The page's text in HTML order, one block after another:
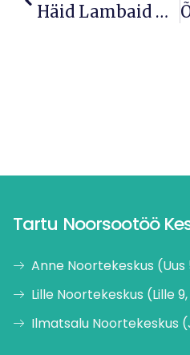
Häid Lambaid Mahub … Lõputult?
Tartu Noorsootöö
Anne Noortekeskus
Lille Noortekeskus (Lille
Ilmatsalu Noortekeskus